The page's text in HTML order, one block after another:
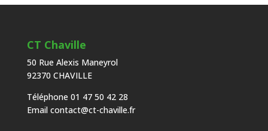
CT Chaville
50 Rue Alexis Maneyrol
92370 CHAVILLE
Téléphone 01 47 50 42 28
Email contact@ct-chaville.fr